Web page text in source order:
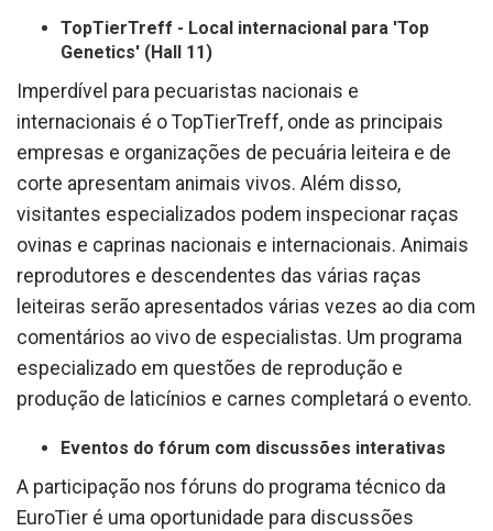
TopTierTreff - Local internacional para 'Top
Genetics' (Hall 11)
Imperdível para pecuaristas nacionais e
internacionais é o TopTierTreff, onde as principais
empresas e organizações de pecuária leiteira e de
corte apresentam animais vivos. Além disso,
visitantes especializados podem inspecionar raças
ovinas e caprinas nacionais e internacionais. Animais
reprodutores e descendentes das várias raças
leiteiras serão apresentados várias vezes ao dia com
comentários ao vivo de especialistas. Um programa
especializado em questões de reprodução e
produção de laticínios e carnes completará o evento.
Eventos do fórum com discussões interativas
A participação nos fóruns do programa técnico da
EuroTier é uma oportunidade para discussões